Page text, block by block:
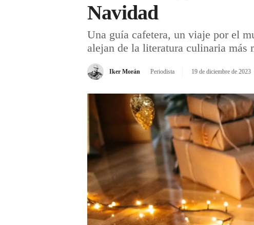
Navidad
Una guía cafetera, un viaje por el
alejan de la literatura culinaria más
Iker Morán Periodista 19 de diciembre de 2023